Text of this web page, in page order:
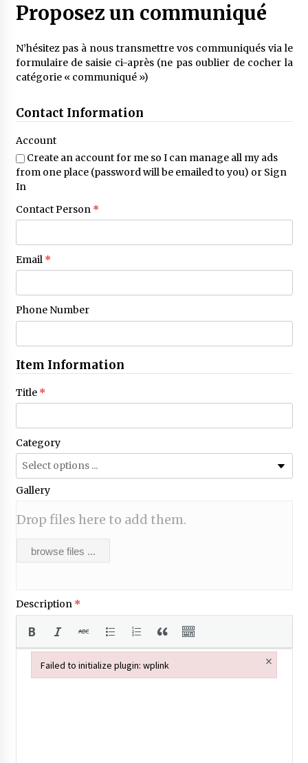
Proposez un communiqué
N’hésitez pas à nous transmettre vos communiqués via le
formulaire de saisie ci-après (ne pas oublier de cocher la
catégorie « communiqué »)
Contact Information
Account
Create an account for me so I can manage all my ads
from one place (password will be emailed to you) or Sign
In
Contact Person *
Email *
Phone Number
Item Information
Title *
Category
Gallery
Drop files here to add them.
browse files ...
Description *
Failed to initialize plugin: wplink ×
Failed to initialize plugin: wplink